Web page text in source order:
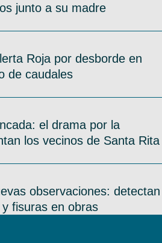
junto a su madre
Roja por desborde en
de caudales
el drama por la
los vecinos de Santa Rita
observaciones: detectan
fisuras en obras